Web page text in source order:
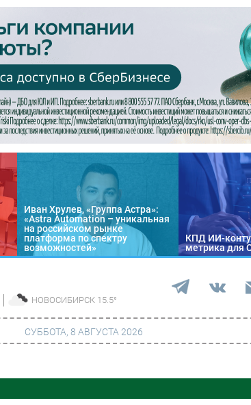
Иван Хрулев, «Группа Астра»:
«Astra Automation – уникальная
на российском рынке
платформа по спектру
возможностей»
КПД ИИ-
метрика для
НОВОСИБИРСК 15.5°
Финансы
СУББОТА, 8 АВГУСТА 2026